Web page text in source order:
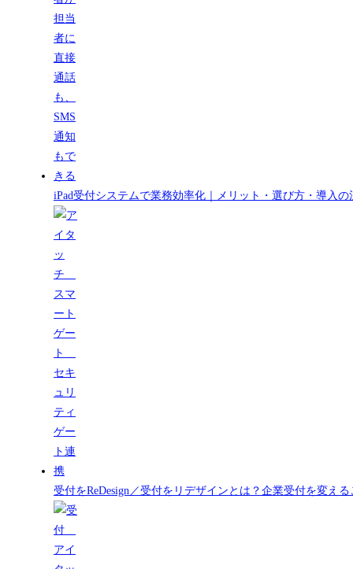
iPad受付システムで業務効率化｜メリット・選び方・導入の
受付をReDesign／受付をリデザインとは？企業受付を変え